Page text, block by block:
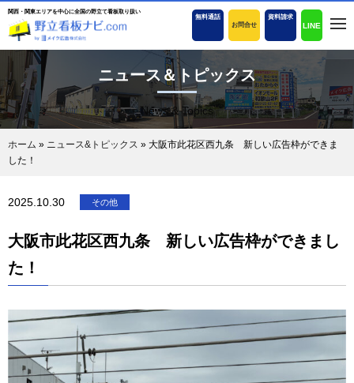
関西・関東エリアを中心に全国の野立て看板取り扱い
無料通話
お問合せ
資料請求
LINE
ニュース＆トピックス
News & Topics
ホーム » ニュース&トピックス » 大阪市此花区西九条 新しい広告枠ができま
した！
2025.10.30 その他
大阪市此花区西九条 新しい広告枠ができまし
た！